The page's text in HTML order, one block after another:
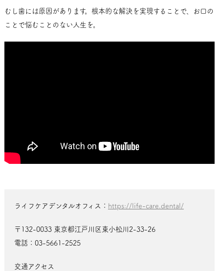
むし歯には原因があります。根本的な解決を実現することで、お口の
ことで悩むことのない人生を。
ライフケアデンタルオフィス： https://life-care.dental/
〒132-0033 東京都江戸川区東小松川2-33-26
電話：03-5661-2525
交通アクセス